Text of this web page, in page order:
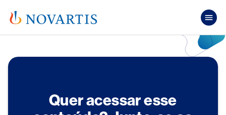
Quer acessar esse